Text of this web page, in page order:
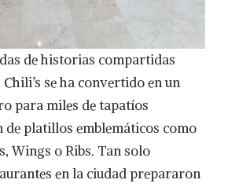
de historias compartidas
se ha convertido en un
para miles de tapatíos
de platillos emblemáticos como
Wings o Ribs. Tan solo
en la ciudad prepararon